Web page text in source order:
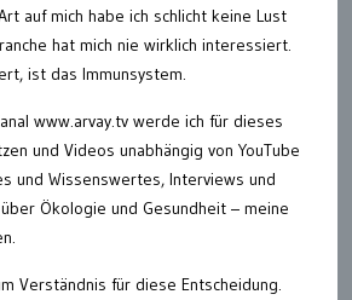
auf mich habe ich schlicht keine Lust
hat mich nie wirklich interessiert.
ist das Immunsystem.
www.arvay.tv werde ich für dieses
und Videos unabhängig von YouTube
und Wissenswertes, Interviews und
Ökologie und Gesundheit – meine
Verständnis für diese Entscheidung.